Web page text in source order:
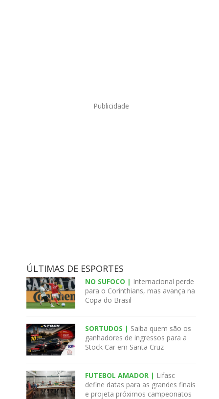
Publicidade
ÚLTIMAS DE ESPORTES
NO SUFOCO | Internacional perde
para o Corinthians, mas avança na
Copa do Brasil
SORTUDOS | Saiba quem são os
ganhadores de ingressos para a
Stock Car em Santa Cruz
FUTEBOL AMADOR | Lifasc
define datas para as grandes finais
e projeta próximos campeonatos